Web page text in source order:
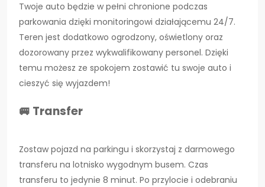
Twoje auto będzie w pełni chronione podczas
parkowania dzięki monitoringowi działającemu 24/7.
Teren jest dodatkowo ogrodzony, oświetlony oraz
dozorowany przez wykwalifikowany personel. Dzięki
temu możesz ze spokojem zostawić tu swoje auto i
cieszyć się wyjazdem!
🚐 Transfer
Zostaw pojazd na parkingu i skorzystaj z darmowego
transferu na lotnisko wygodnym busem. Czas
transferu to jedynie 8 minut. Po przylocie i odebraniu